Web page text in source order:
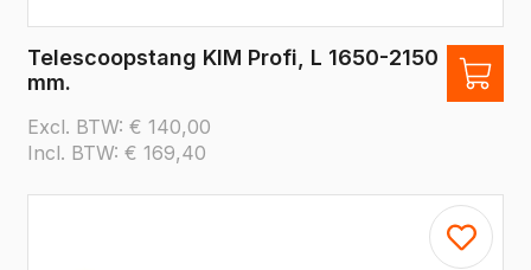
Telescoopstang KIM Profi, L 1650-2150
mm.
Excl. BTW: € 140,00
Incl. BTW: € 169,40